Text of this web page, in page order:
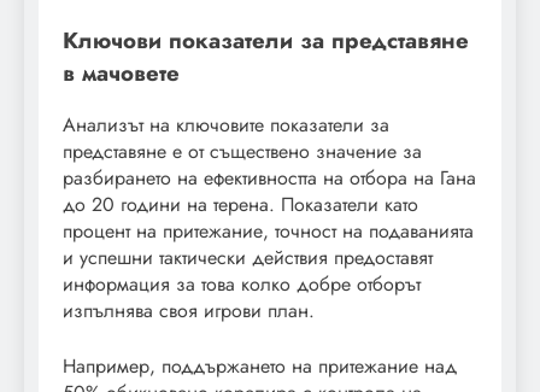
Ключови показатели за представяне
в мачовете
Анализът на ключовите показатели за
представяне е от съществено значение за
разбирането на ефективността на отбора на Гана
до 20 години на терена. Показатели като
процент на притежание, точност на подаванията
и успешни тактически действия предоставят
информация за това колко добре отборът
изпълнява своя игрови план.
Например, поддържането на притежание над